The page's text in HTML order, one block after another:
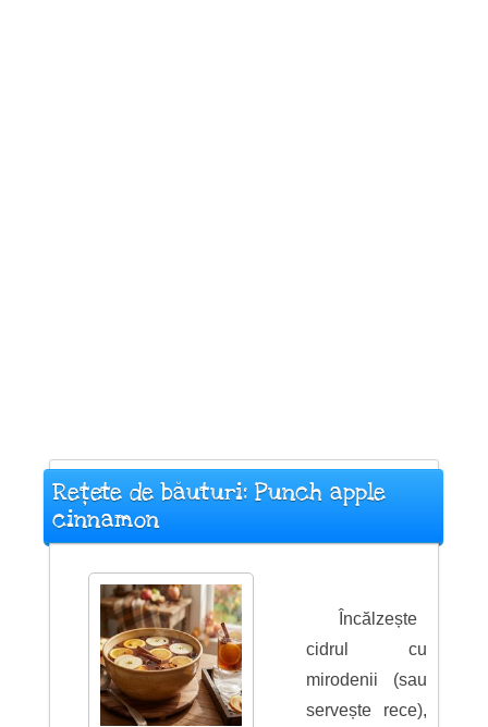
Rețete de băuturi: Punch apple
cinnamon
Încălzește
cidrul cu
mirodenii (sau
servește rece),